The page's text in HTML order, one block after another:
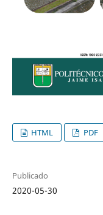
HTML PDF
Publicado
2020-05-30